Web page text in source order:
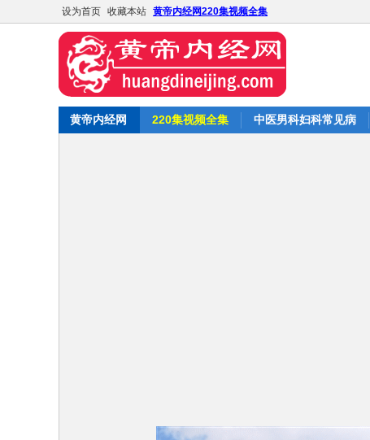
设为首页 收藏本站 黄帝内经网220集视频全集
黄帝内经网 220集视频全集 中医男科妇科常见病